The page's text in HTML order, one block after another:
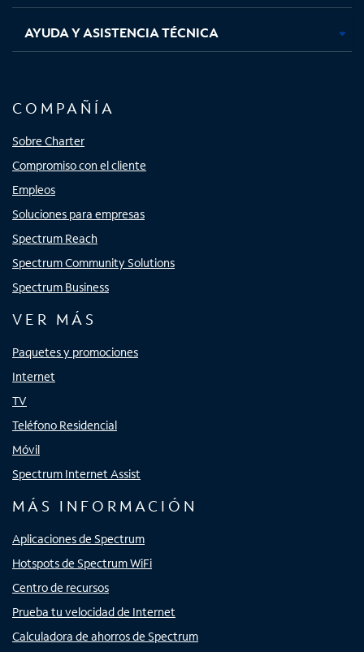
AYUDA Y ASISTENCIA TÉCNICA
COMPAÑÍA
Sobre Charter
Compromiso con el cliente
Empleos
Soluciones para empresas
Spectrum Reach
Spectrum Community Solutions
Spectrum Business
VER MÁS
Paquetes y promociones
Internet
TV
Teléfono Residencial
Móvil
Spectrum Internet Assist
MÁS INFORMACIÓN
Aplicaciones de Spectrum
Hotspots de Spectrum WiFi
Centro de recursos
Prueba tu velocidad de Internet
Calculadora de ahorros de Spectrum